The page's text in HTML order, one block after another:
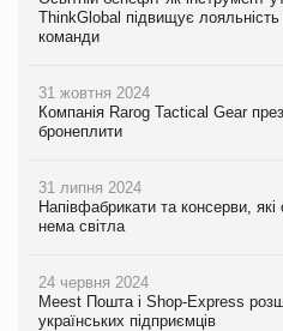
ThinkGlobal підвищує лояльність
команди
31 жовтня 2024
Компанія Rarog Tactical Gear
бронеплити
31 липня 2024
Напівфабрикати та консерви,
нема світла
24 червня 2024
Meest Пошта і Shop-Express
українських підприємців